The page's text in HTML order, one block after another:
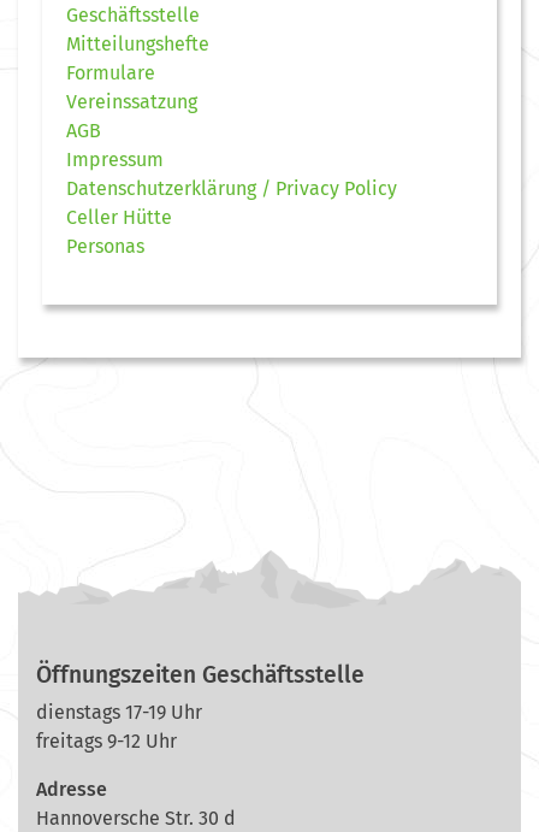
Geschäftsstelle
Mitteilungshefte
Formulare
Vereinssatzung
AGB
Impressum
Datenschutzerklärung / Privacy Policy
Celler Hütte
Personas
Öffnungszeiten Geschäftsstelle
dienstags 17-19 Uhr
freitags 9-12 Uhr
Adresse
Hannoversche Str. 30 d